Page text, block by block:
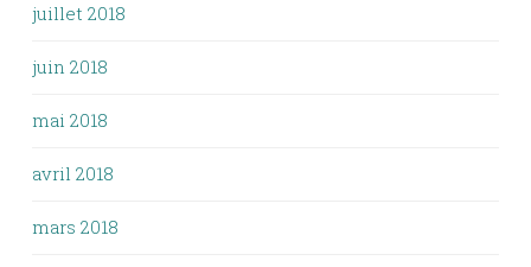
juillet 2018
juin 2018
mai 2018
avril 2018
mars 2018